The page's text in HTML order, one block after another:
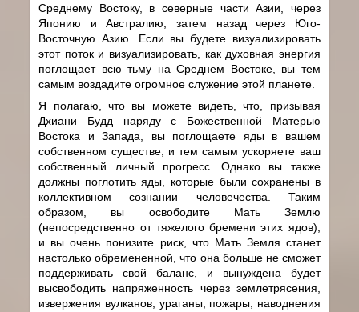
Среднему Востоку, в северные части Азии, через
Японию и Австралию, затем назад через Юго-
Восточную Азию. Если вы будете визуализировать
этот поток и визуализировать, как духовная энергия
поглощает всю тьму на Среднем Востоке, вы тем
самым воздадите огромное служение этой планете.
Я полагаю, что вы можете видеть, что, призывая
Дхиани Будд наряду с Божественной Матерью
Востока и Запада, вы поглощаете яды в вашем
собственном существе, и тем самым ускоряете ваш
собственный личный прогресс. Однако вы также
должны поглотить яды, которые были сохранены в
коллективном сознании человечества. Таким
образом, вы освободите Мать Землю
(непосредственно от тяжелого бремени этих ядов),
и вы очень понизите риск, что Мать Земля станет
настолько обремененной, что она больше не сможет
поддерживать свой баланс, и вынуждена будет
высвободить напряженность через землетрясения,
извержения вулканов, ураганы, пожары, наводнения